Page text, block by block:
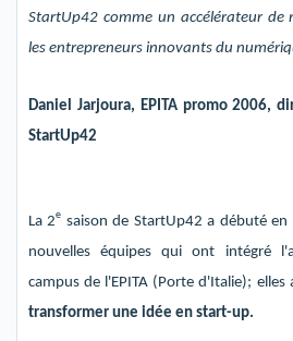
StartUp42 comme un accélérateur de
les entrepreneurs innovants du
Daniel Jarjoura, EPITA promo 2006,
StartUp42
La 2e saison de StartUp42 a débutéen
nouvelles équipesquiont intégré
campus de l'EPITA (Porte d'Italie); elles
transformer une idée en start-up.